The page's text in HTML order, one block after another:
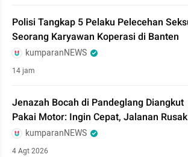
Polisi Tangkap 5 Pelaku Pelecehan
Seorang Karyawan Koperasi di Banten
kumparanNEWS
14 jam
Jenazah Bocah di Pandeglang Diangkut
Pakai Motor: Ingin Cepat, Jalanan Rusak
kumparanNEWS
4 Agt 2026